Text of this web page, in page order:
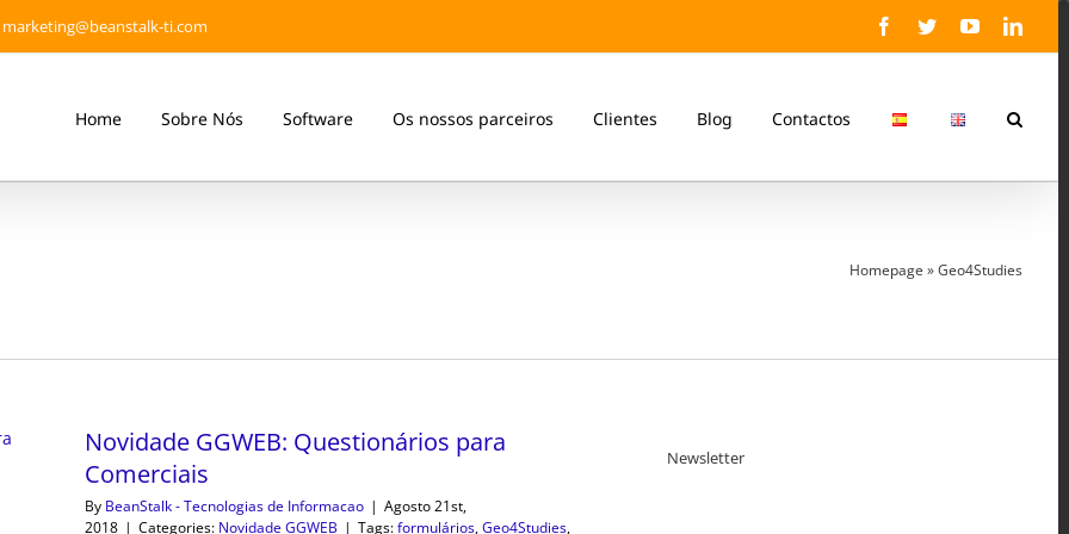
marketing@beanstalk-ti.com Facebook
TwitterYouTube
Home Sobre Nós Software Os nossos parceiros Clientes Blog Contactos
Homepage »Geo4Studies
Novidade GGWEB: Questionários para
Comerciais
By BeanStalk - Tecnologias de Informacao | Agosto 21st,
2018 | Categories: Novidade GGWEB | Tags:formulários,Geo4Studies,
Newsletter